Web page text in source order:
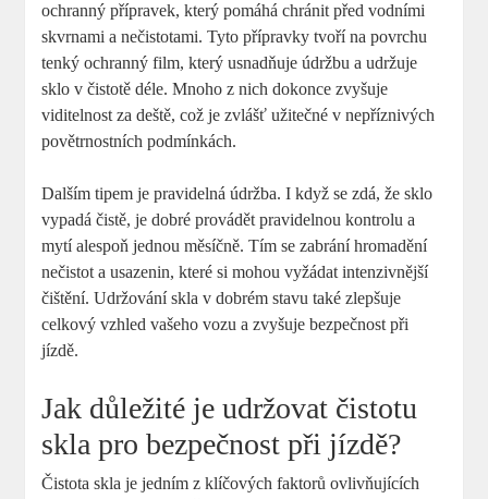
ochranný přípravek, který pomáhá chránit před vodními
skvrnami a nečistotami. Tyto přípravky tvoří na povrchu
tenký ochranný film, který usnadňuje údržbu a udržuje
sklo v čistotě déle. Mnoho z nich dokonce zvyšuje
viditelnost za deště, což je zvlášť užitečné v nepříznivých
povětrnostních podmínkách.
Dalším tipem je pravidelná údržba. I když se zdá, že sklo
vypadá čistě, je dobré provádět pravidelnou kontrolu a
mytí alespoň jednou měsíčně. Tím se zabrání hromadění
nečistot a usazenin, které si mohou vyžádat intenzivnější
čištění. Udržování skla v dobrém stavu také zlepšuje
celkový vzhled vašeho vozu a zvyšuje bezpečnost při
jízdě.
Jak důležité je udržovat čistotu
skla pro bezpečnost při jízdě?
Čistota skla je jedním z klíčových faktorů ovlivňujících